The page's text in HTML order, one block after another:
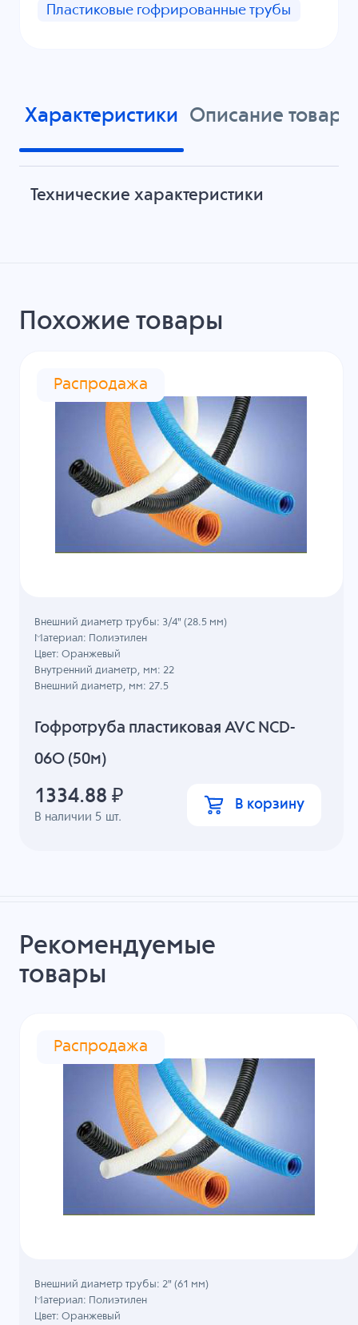
Пластиковые гофрированные трубы
Характеристики Описание товара
Технические характеристики
Похожие товары
Распродажа
Гофротруба пластиковая AVC NCD-
06O (50м)
В наличии 5 шт.
Внешний диаметр трубы: 3/4" (28.5 мм)
Материал: Полиэтилен
Цвет: Оранжевый
Внутренний диаметр, мм: 22
Внешний диаметр, мм: 27.5
1334.88 ₽ В корзину
Рекомендуемые
товары
Распродажа
Внешний диаметр трубы: 2" (61 мм)
Материал: Полиэтилен
Цвет: Оранжевый